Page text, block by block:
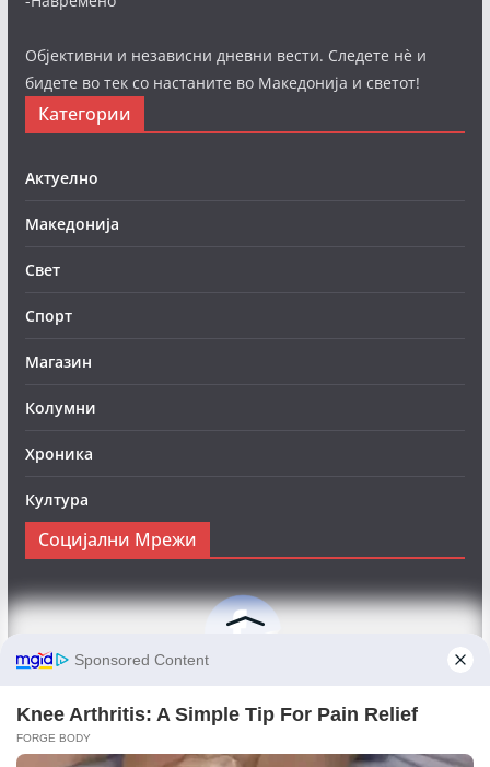
Објективни и независни дневни вести. Следете нè и
бидете во тек со настаните во Македонија и светот!
Категории
Актуелно
Македонија
Свет
Спорт
Магазин
Колумни
Хроника
Култура
Социјални Мрежи
Следете нè на Фејсбук за да сте во тек со најновите
Objektivno24.mk